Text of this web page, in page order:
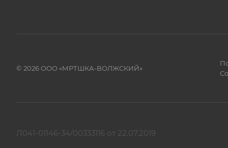
© 2026 ООО «МРТШКА-ВОЛЖСКИЙ»
Л041-01146-34/00333116 от 22.07.2019